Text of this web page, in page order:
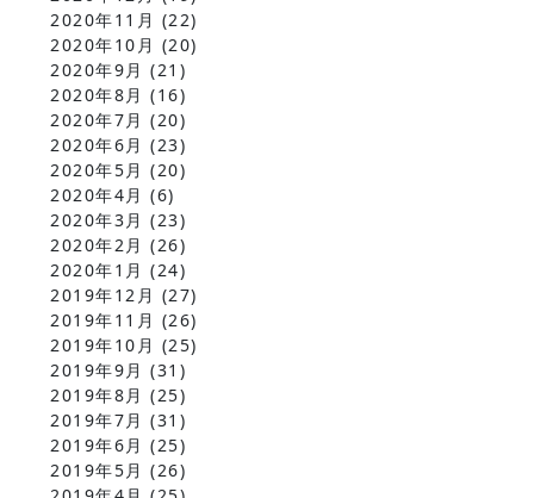
2020年11月 (22)
2020年10月 (20)
2020年9月 (21)
2020年8月 (16)
2020年7月 (20)
2020年6月 (23)
2020年5月 (20)
2020年4月 (6)
2020年3月 (23)
2020年2月 (26)
2020年1月 (24)
2019年12月 (27)
2019年11月 (26)
2019年10月 (25)
2019年9月 (31)
2019年8月 (25)
2019年7月 (31)
2019年6月 (25)
2019年5月 (26)